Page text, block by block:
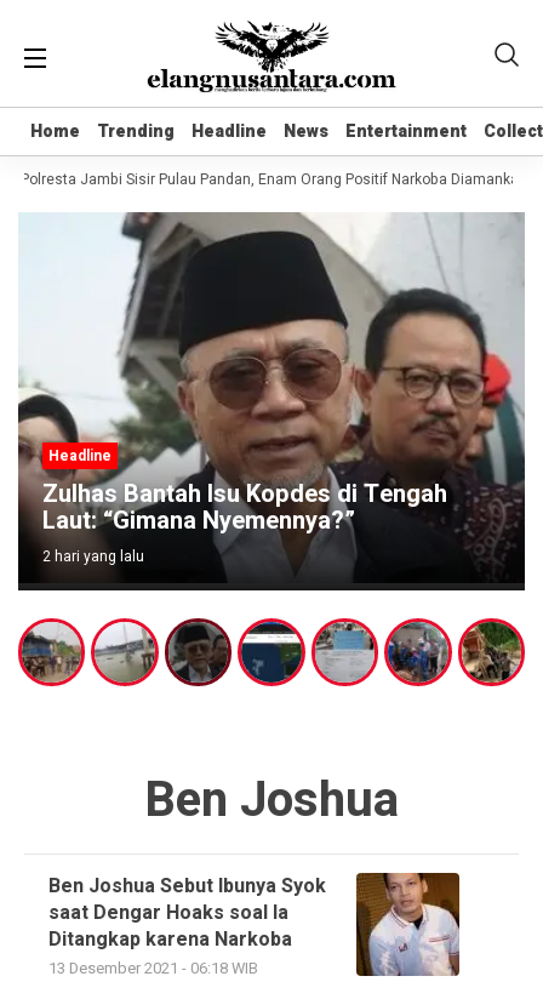
Home Trending Headline News Entertainment
Home Trending Headline News Entertainment
Jambi Sisir Pulau Pandan, Enam Orang Positif Narkoba Diamankan
Headline
Zulhas Bantah Isu Kopdes di Tengah
Laut: “Gimana Nyemennya?”
2 hari yang lalu
Ben Joshua
Ben Joshua Sebut Ibunya Syok
saat Dengar Hoaks soal Ia
Ditangkap karena Narkoba
13 Desember 2021 - 06:18 WIB